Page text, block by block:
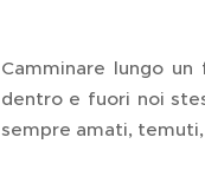
Camminare lungo
dentro e fuori noi
sempre amati,